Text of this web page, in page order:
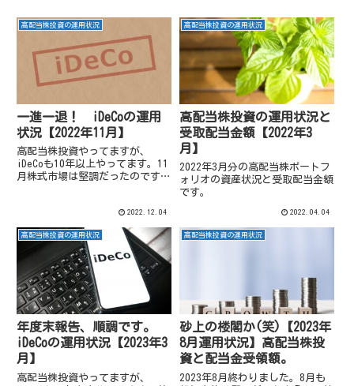
高配当株投資の運用状況
一進一退！ iDeCoの運用
状況【2022年11月】
高配当株投資やってますが、
iDeCoも10年以上やってます。11
月株式市場は堅調だったのです
2022.12.04
高配当株投資の運用状況
高配当株投資の運用状況と
受取配当金額【2022年3
月】
2022年3月分の高配当株ポートフ
ォリオの資産状況と受取配当金額
です。
2022.04.04
高配当株投資の運用状況
年度末報告、順調です。
iDeCoの運用状況【2023年3
月】
高配当株投資やってますが、
高配当株投資の運用状況
砂上の楼閣か(笑)【2023年
8月運用状況】高配当株投
資と配当金受領額。
2023年8月終わりました。8月も